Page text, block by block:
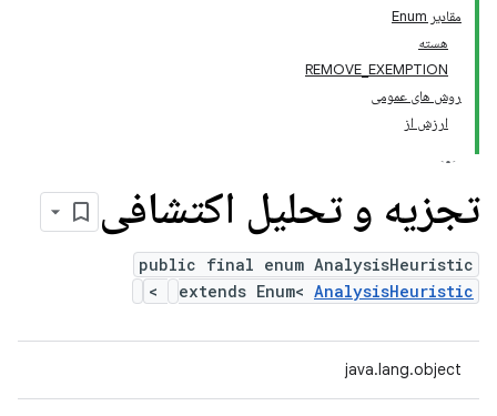
مقادیر Enum
هسته
REMOVE_EXEMPTION
روش های عمومی
ارزش از
تجزیه و تحلیل اکتشافی
public final enum AnalysisHeuristic
extends Enum< AnalysisHeuristic
>
java.lang.object